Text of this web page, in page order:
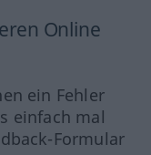
Online
ein Fehler
einfach mal
Formular